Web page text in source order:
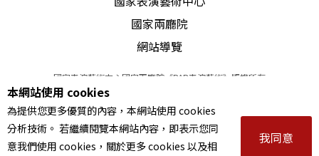
國家兩廳院
網站導覽
國家表演藝術中心國家兩廳院《PAR表演藝術》版權所有
© 2022Performing arts redefined. All Rights Reserved
統一編號 Tax Id number 00973926
本站所提供相關演出資訊，如有異動應以主辦單位公告為準。
服務條款｜隱私權聲明｜著作權聲明
本網站使用 cookies
為提供您更多優質的內容，本網站使用 cookies
分析技術。 若繼續閱覽本網站內容，即表示您同
意我們使用 cookies，關於更多 cookies 以及相
我同意